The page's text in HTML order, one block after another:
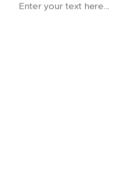
Enter your text here...